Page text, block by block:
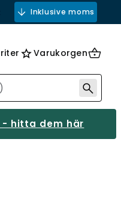
Inklusive moms
Varukorgen
- hitta dem här